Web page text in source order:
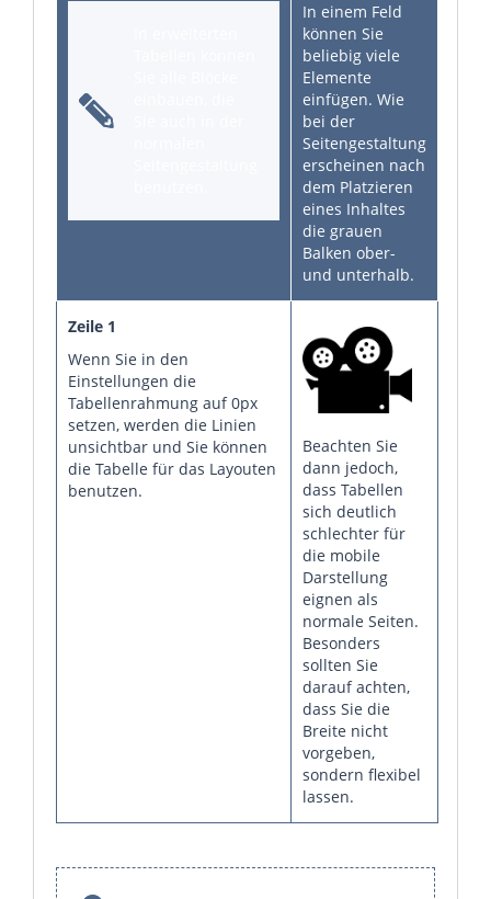
In einem Feld
können Sie
beliebig viele
Elemente
einfügen. Wie
bei der
Seitengestaltung
erscheinen nach
dem Platzieren
eines Inhaltes
die grauen
Balken ober-
und unterhalb.
Zeile 1
Wenn Sie in den
Einstellungen die
Tabellenrahmung auf 0px
setzen, werden die Linien
unsichtbar und Sie können
die Tabelle für das Layouten
benutzen.
Beachten Sie
dann jedoch,
dass Tabellen
sich deutlich
schlechter für
die mobile
Darstellung
eignen als
normale Seiten.
Besonders
sollten Sie
darauf achten,
dass Sie die
Breite nicht
vorgeben,
sondern flexibel
lassen.